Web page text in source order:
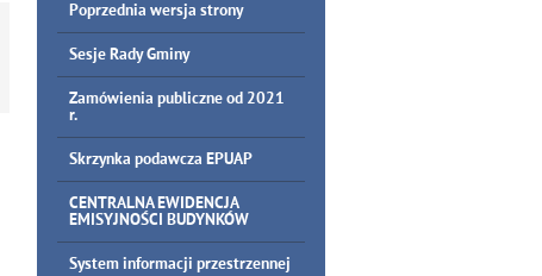
Poprzednia wersja strony
Sesje Rady Gminy
Zamówienia publiczne od 2021
r.
Skrzynka podawcza EPUAP
CENTRALNA EWIDENCJA
EMISYJNOŚCI BUDYNKÓW
System informacji przestrzennej